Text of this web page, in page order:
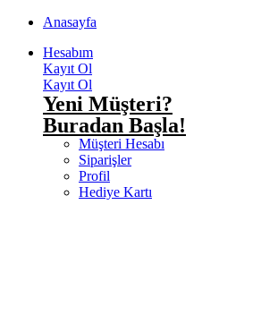
Anasayfa
Hesabım
Kayıt Ol
Kayıt Ol
Yeni Müşteri?
Buradan Başla!
Müşteri Hesabı
Siparişler
Profil
Hediye Kartı